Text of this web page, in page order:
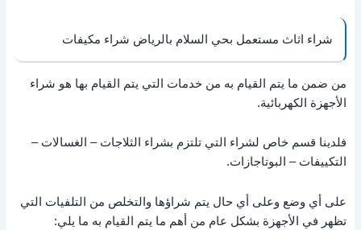
شراء اثاث مستعمل بحي السلام بالرياض شراء مكيفات
من ضمن ما يتم القيام به من خدمات التي يتم القيام بها هو شراء
الأجهزة الكهربائية.
فلدينا قسم خاص لشراء التي تلتزم بشراء الثلاجات – الغسالات –
التكييفات – البوتاجازات.
على أي وضع وعلى أي حال يتم شراؤها والتخلص من التلفيات التي
تظهر في الأجهزة بشكل عام من أهم ما يتم القيام به ما يلي: